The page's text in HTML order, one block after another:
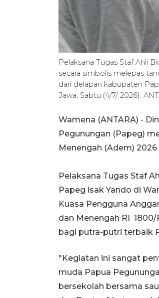
Pelaksana Tugas Staf Ahli
secara simbolis melepas
dari delapan kabupaten
Jawa, Sabtu (4/7/ 2026).
Wamena (ANTARA) -
Pegunungan (Papeg)
Menengah (Adem)
Pelaksana Tugas Staf
Papeg lsak Yando di
Kuasa Pengguna
dan Menengah RI
bagi putra-putri terbaik
"Kegiatan ini sangat
muda Papua
bersekolah bersama